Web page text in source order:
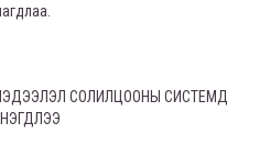
СОЛИЛЦООНЫ СИСТЕМД